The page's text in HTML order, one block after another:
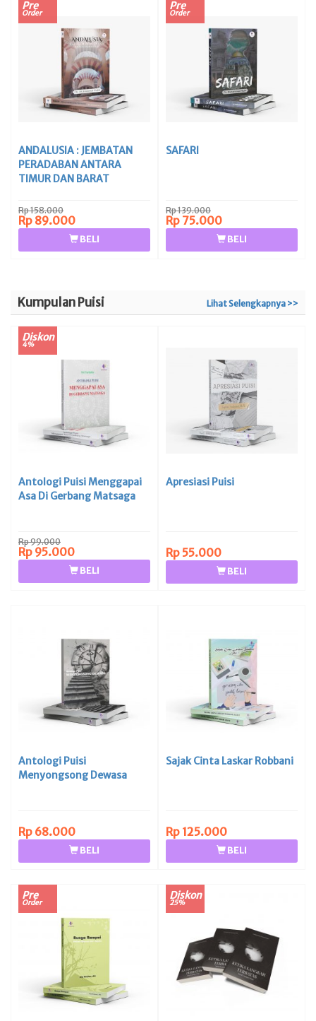
Pre
Order
ANDALUSIA : JEMBATAN
PERADABAN ANTARA
TIMUR DAN BARAT
Rp 158.000
Rp 89.000
BELI
Pre
Order
SAFARI
Rp 139.000
Rp 75.000
BELI
Kumpulan Puisi Lihat Selengkapnya >>
Diskon
4%
Antologi Puisi Menggapai
Asa Di Gerbang Matsaga
Rp 99.000
Rp 95.000
BELI
Apresiasi Puisi
Rp 55.000
BELI
Antologi Puisi
Menyongsong Dewasa
Rp 68.000
BELI
Sajak Cinta Laskar Robbani
Rp 125.000
BELI
Pre
Order
Diskon
25%